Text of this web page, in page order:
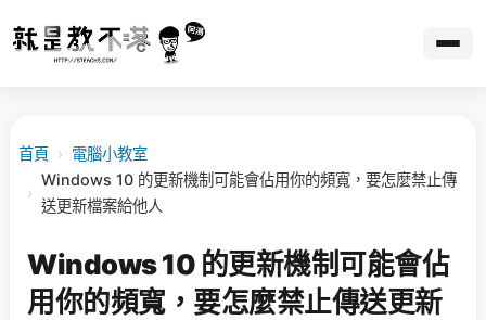
首頁 › 電腦小教室
›
Windows 10 的更新機制可能會佔用你的頻寬，要怎麼禁止傳
送更新檔案給他人
Windows 10 的更新機制可能會佔
用你的頻寬，要怎麼禁止傳送更新